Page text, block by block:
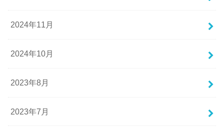
2024年11月
2024年10月
2023年8月
2023年7月